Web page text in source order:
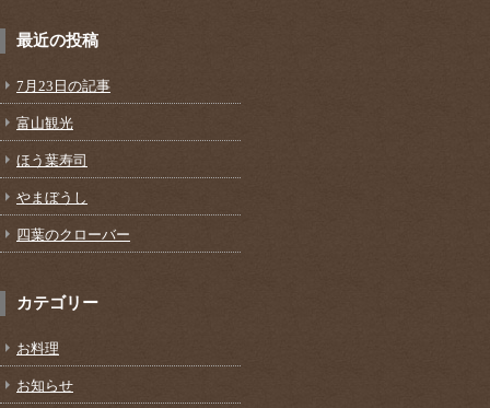
最近の投稿
7月23日の記事
富山観光
ほう葉寿司
やまぼうし
四葉のクローバー
カテゴリー
お料理
お知らせ